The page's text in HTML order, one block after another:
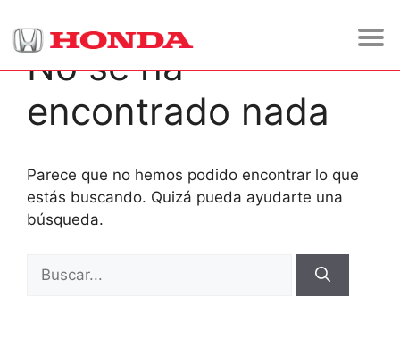
No se ha
encontrado nada
Parece que no hemos podido encontrar lo que
estás buscando. Quizá pueda ayudarte una
búsqueda.